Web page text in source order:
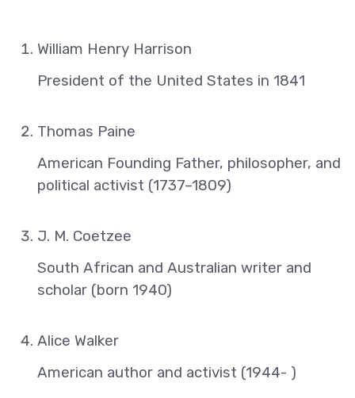
William Henry Harrison
President of the United States in 1841
Thomas Paine
American Founding Father, philosopher, and
political activist (1737–1809)
J. M. Coetzee
South African and Australian writer and
scholar (born 1940)
Alice Walker
American author and activist (1944- )